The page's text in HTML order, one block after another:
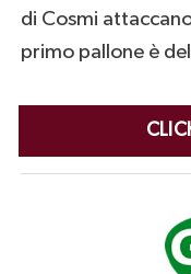
di Cosmi
primo pallone è